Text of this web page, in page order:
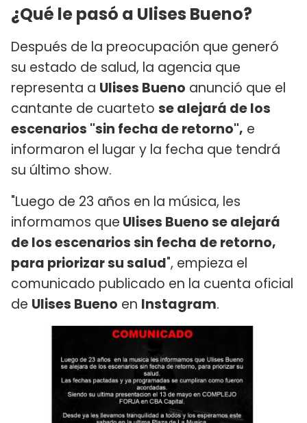
¿Qué le pasó a Ulises Bueno?
Después de la preocupación que generó
su estado de salud, la agencia que
representa a Ulises Bueno anunció que el
cantante de cuarteto se alejará de los
escenarios "sin fecha de retorno", e
informaron el lugar y la fecha que tendrá
su último show.
"Luego de 23 años en la música, les
informamos que Ulises Bueno se alejará
de los escenarios sin fecha de retorno,
para priorizar su salud", empieza el
comunicado publicado en la cuenta oficial
de Ulises Bueno en Instagram.